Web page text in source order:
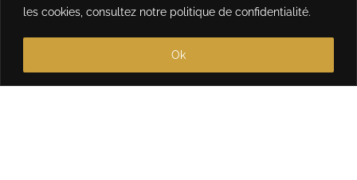
les cookies, consultez notre politique de confidentialité.
Ok
Les
options
Les
options
peuvent